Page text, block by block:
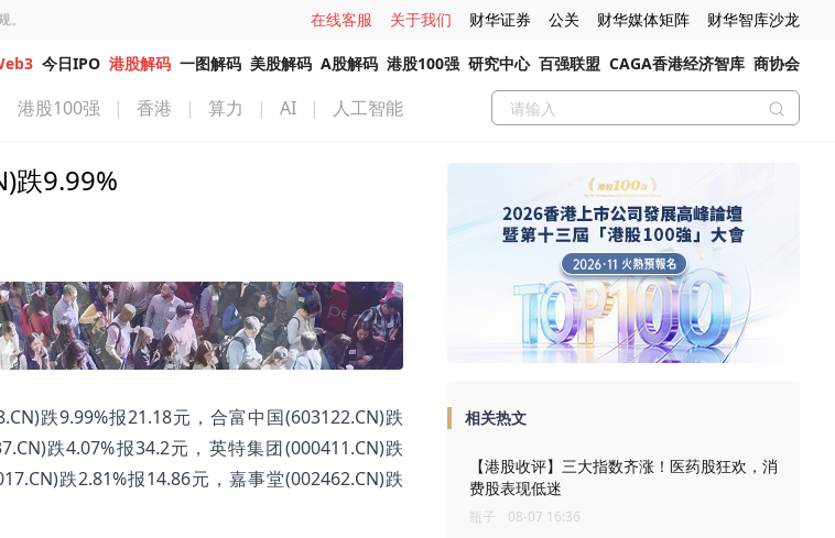
在线客服 关于我们 财华证券 公关 财华媒体矩阵 财华智库沙龙
今日IPO 港股解码 一图解码 美股解码 A股解码 港股100强 研究中心 百强联盟 CAGA香港经济智库 商协会
港股100强 | 香港 | 算力 | AI | 人工智能
跌9.99%
跌9.99%报21.18元，合富中国(603122.CN)跌
跌4.07%报34.2元，英特集团(000411.CN)跌
跌2.81%报14.86元，嘉事堂(002462.CN)跌
相关热文
【港股收评】三大指数齐涨！医药股狂欢，消
费股表现低迷
瓶子 08-07 16:36